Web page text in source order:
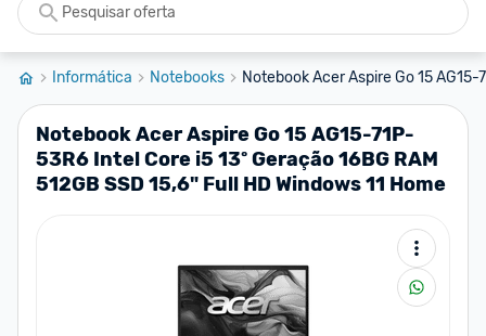
Informática Notebooks Notebook Acer Aspire Go 15 AG15-
Notebook Acer Aspire Go 15 AG15-71P-
53R6 Intel Core i5 13º Geração 16BG RAM
512GB SSD 15,6" Full HD Windows 11 Home